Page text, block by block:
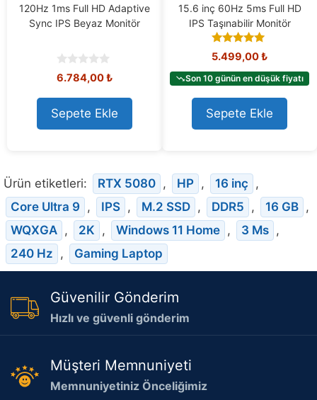
120Hz 1ms Full HD Adaptive
Sync IPS Beyaz Monitör
0
u
t
o
6.784,00₺
Sepete Ekle
15.6 inç 60Hz 5ms Full HD
IPS Taşınabilir Monitör
5.00
out of 5
5.499,00₺
Son 10 günün en düşük fiyatı
Sepete Ekle
Ürün etiketleri: RTX 5080 , HP , 16 inç ,
Core Ultra 9 , IPS , M.2 SSD , DDR5 , 16 GB ,
WQXGA , 2K , Windows 11 Home , 3 Ms ,
240 Hz , Gaming Laptop
Güvenilir Gönderim
Hızlı ve güvenli gönderim
Müşteri Memnuniyeti
Memnuniyetiniz Önceliğimiz